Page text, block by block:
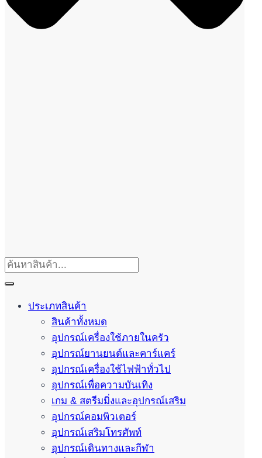
ประเภทสินค้า
สินค้าทั้งหมด
อุปกรณ์เครื่องใช้ภายในครัว
อุปกรณ์ยานยนต์และคาร์แคร์
อุปกรณ์เครื่องใช้ไฟฟ้าทั่วไป
อุปกรณ์เพื่อความบันเทิง
เกม & สตรีมมิ่งและอุปกรณ์เสริม
อุปกรณ์คอมพิวเตอร์
อุปกรณ์เสริมโทรศัพท์
อุปกรณ์เดินทางและกีฬา